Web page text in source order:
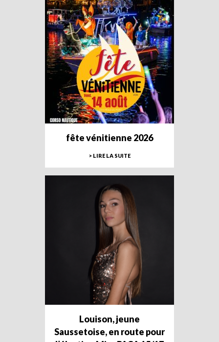
fête vénitienne 2026
> LIRE LA SUITE
Louison, jeune
Saussetoise, en route pour